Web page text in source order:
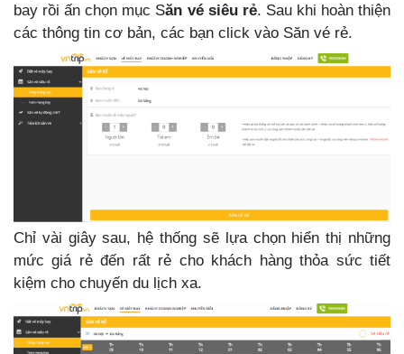
bay rồi ấn chọn mục Săn vé siêu rẻ. Sau khi hoàn thiện
các thông tin cơ bản, các bạn click vào Săn vé rẻ.
Chỉ vài giây sau, hệ thống sẽ lựa chọn hiển thị những
mức giá rẻ đến rất rẻ cho khách hàng thỏa sức tiết
kiệm cho chuyến du lịch xa.